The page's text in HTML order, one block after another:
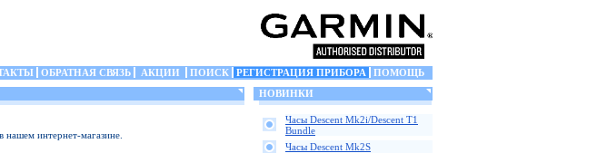
ОБРАТНАЯ СВЯЗЬ АКЦИИ ПОИСК РЕГИСТРАЦИЯ ПРИБОРА
ПОМОЩЬ
нашем интернет-магазине.
НОВИНКИ
Часы Descent Mk2i/Descent T1
Bundle
Часы Descent Mk2S